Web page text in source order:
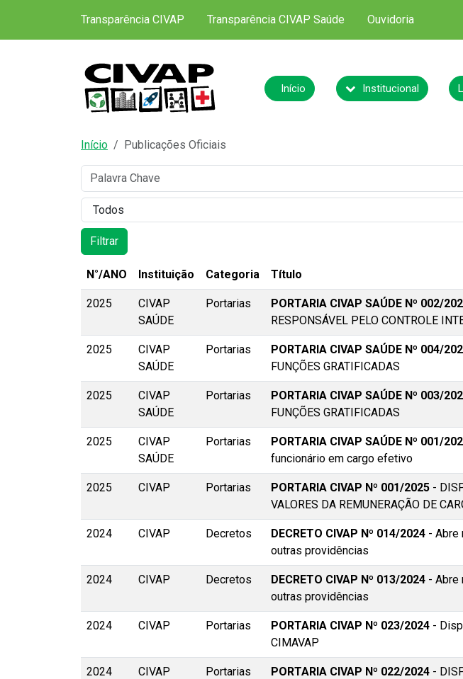
Transparência CIVAP Transparência CIVAP Saúde Ouvidoria
Início Institucional
Início Publicações Oficiais
Palavra
Categoria
Filtrar
N°/ANO Instituição Categoria Título
2025
CIVAP
SAÚDE
Portarias PORTARIA CIVAP SAÚDE Nº 002/
RESPONSÁVEL PELO CONTROLE
2025
CIVAP
SAÚDE
Portarias PORTARIA CIVAP SAÚDE Nº 004/
FUNÇÕES GRATIFICADAS
2025
CIVAP
SAÚDE
Portarias PORTARIA CIVAP SAÚDE Nº 003/
FUNÇÕES GRATIFICADAS
2025
CIVAP
SAÚDE
Portarias PORTARIA CIVAP SAÚDE Nº 001/
funcionário em cargo efetivo
2025 CIVAP Portarias PORTARIA CIVAP Nº 001/2025 -
VALORES DA REMUNERAÇÃO DE
2024 CIVAP Decretos DECRETO CIVAP Nº 014/2024 - Abre
outras providências
2024 CIVAP Decretos DECRETO CIVAP Nº 013/2024 - Abre
outras providências
2024 CIVAP Portarias PORTARIA CIVAP Nº 023/2024 -
CIMAVAP
2024 CIVAP Portarias PORTARIA CIVAP Nº 022/2024 -